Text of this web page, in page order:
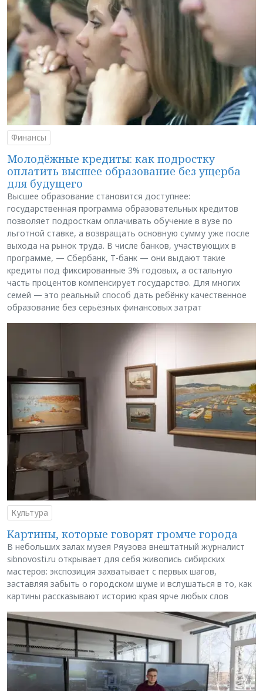
Финансы
Молодёжные кредиты: как подростку
оплатить высшее образование без ущерба
для будущего
Высшее образование становится доступнее:
государственная программа образовательных кредитов
позволяет подросткам оплачивать обучение в вузе по
льготной ставке, а возвращать основную сумму уже после
выхода на рынок труда. В числе банков, участвующих в
программе, — Сбербанк, Т-банк — они выдают такие
кредиты под фиксированные 3% годовых, а остальную
часть процентов компенсирует государство. Для многих
семей — это реальный способ дать ребёнку качественное
образование без серьёзных финансовых затрат
Культура
Картины, которые говорят громче города
В небольших залах музея Ряузова внештатный журналист
sibnovosti.ru открывает для себя живопись сибирских
мастеров: экспозиция захватывает с первых шагов,
заставляя забыть о городском шуме и вслушаться в то, как
картины рассказывают историю края ярче любых слов